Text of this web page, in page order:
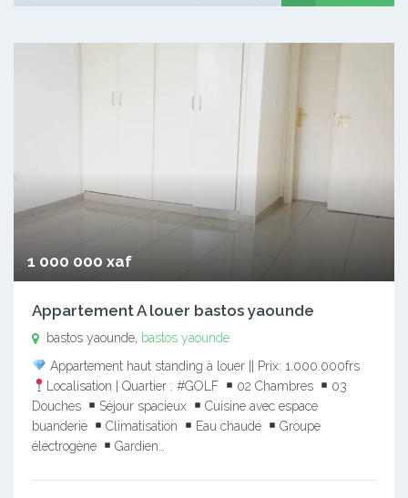
1 000 000 xaf
Appartement A louer bastos yaounde
bastos yaounde, bastos yaounde
Appartement haut standing à louer || Prix: 1.000.000frs
Localisation | Quartier : #GOLF
02 Chambres
03
Douches
Séjour spacieux
Cuisine avec espace
buanderie
Climatisation Eau chaude
Groupe
électrogène
Gardien…